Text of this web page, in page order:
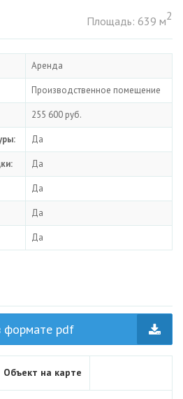
Площадь: 639 м2
Аренда
Производственное помещение
255 600 руб.
Да
Да
Да
Да
Да
формате pdf
Объект на карте